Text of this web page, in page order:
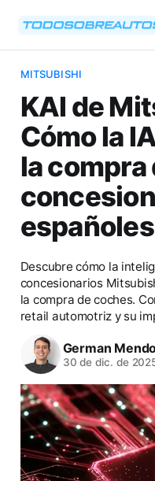
MITSUBISHI
KAI de
Cómo la
la compra
españoles
Descubre cómo la
concesionarios
la compra de coches.
retail automotriz y su
German
30 de dic. de